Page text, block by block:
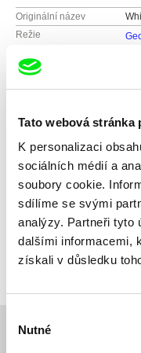
Tato webová stránka
K personalizaci
sociálních médií a
soubory cookie.
sdílíme se svými
analýzy. Partneři tyto
dalšími informacemi,
získali v důsledku
souhlasu
Nutné
Originální název
Režie
Scénář
Kamera
Střih
Délka
69
Rok
Země
Produkce
Distribuce
Festivaly
Ocenění